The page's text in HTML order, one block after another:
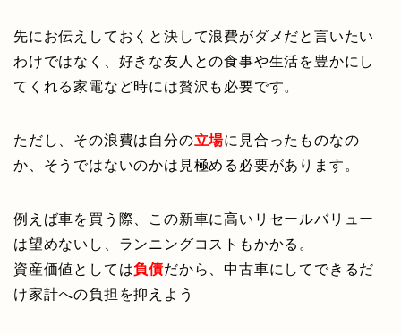
先にお伝えしておくと決して浪費がダメだと言いたい
わけではなく、好きな友人との食事や生活を豊かにし
てくれる家電など時には贅沢も必要です。
ただし、その浪費は自分の立場に見合ったものなの
か、そうではないのかは見極める必要があります。
例えば車を買う際、この新車に高いリセールバリュー
は望めないし、ランニングコストもかかる。
資産価値としては負債だから、中古車にしてできるだ
け家計への負担を抑えよう